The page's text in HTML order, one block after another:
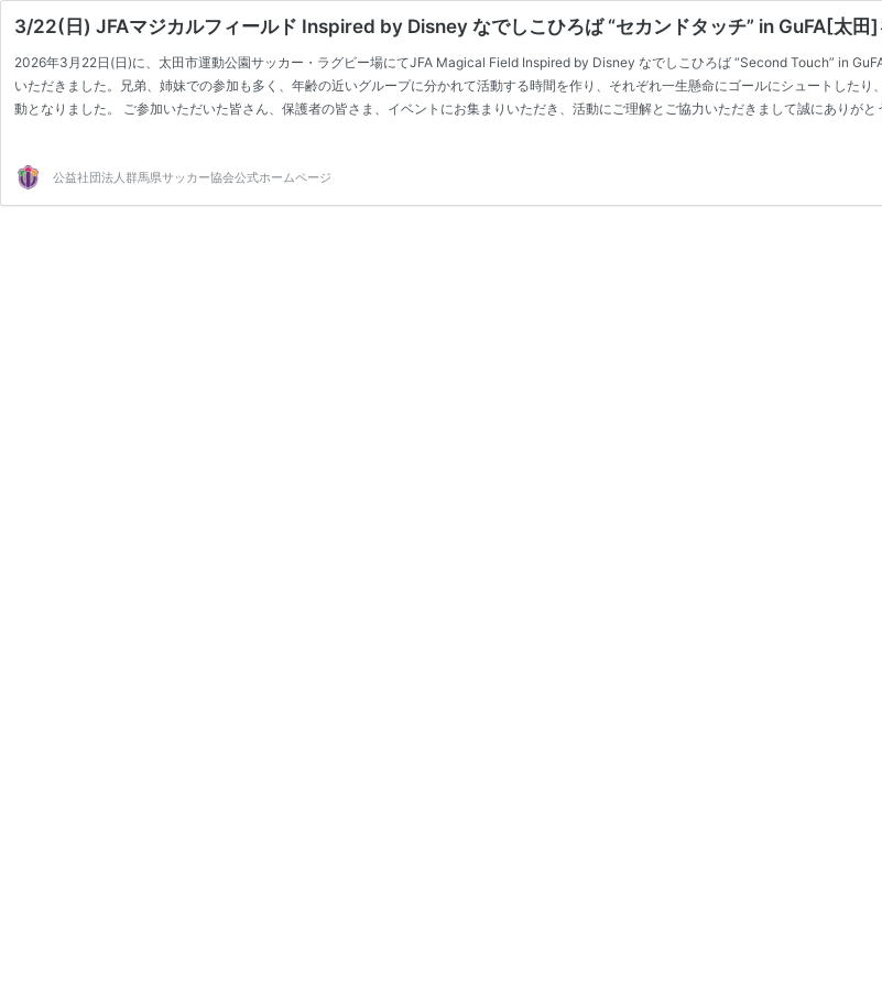
3/22(日) JFAマジカルフィールド Inspired by Disney なでしこひろば “セカンドタッチ” in GuFA[太田
2026年3月22日(日)に、太田市運動公園サッカー・ラグビー場にてJFA Magical Field Inspired by Disney なでしこひろば “Second Touch” in
いただきました。兄弟、姉妹での参加も多く、年齢の近いグループに分かれて活動する時間を作り、それぞれ一生懸命にゴールにシュートした
動となりました。 ご参加いただいた皆さん、保護者の皆さま、イベントにお集まりいただき、活動にご理解とご協力いただきまして誠にありが
公益社団法人群馬県サッカー協会公式ホームページ